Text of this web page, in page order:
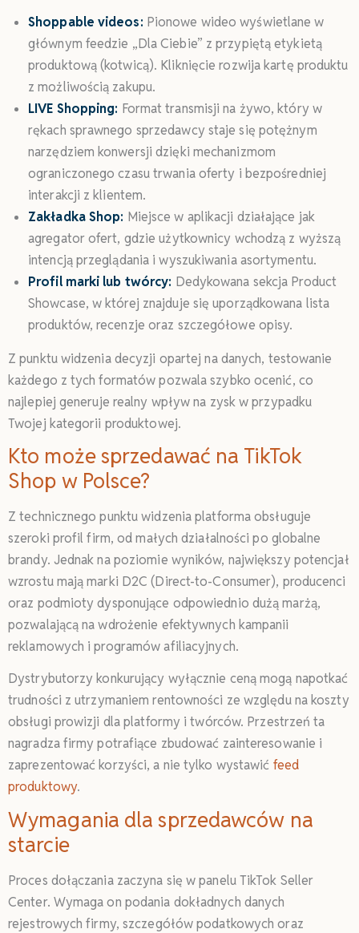
Shoppable videos: Pionowe wideo wyświetlane w
głównym feedzie „Dla Ciebie” z przypiętą etykietą
produktową (kotwicą). Kliknięcie rozwija kartę produktu
z możliwością zakupu.
LIVE Shopping: Format transmisji na żywo, który w
rękach sprawnego sprzedawcy staje się potężnym
narzędziem konwersji dzięki mechanizmom
ograniczonego czasu trwania oferty i bezpośredniej
interakcji z klientem.
Zakładka Shop: Miejsce w aplikacji działające jak
agregator ofert, gdzie użytkownicy wchodzą z wyższą
intencją przeglądania i wyszukiwania asortymentu.
Profil marki lub twórcy: Dedykowana sekcja Product
Showcase, w której znajduje się uporządkowana lista
produktów, recenzje oraz szczegółowe opisy.
Z punktu widzenia decyzji opartej na danych, testowanie
każdego z tych formatów pozwala szybko ocenić, co
najlepiej generuje realny wpływ na zysk w przypadku
Twojej kategorii produktowej.
Kto może sprzedawać na TikTok
Shop w Polsce?
Z technicznego punktu widzenia platforma obsługuje
szeroki profil firm, od małych działalności po globalne
brandy. Jednak na poziomie wyników, największy potencjał
wzrostu mają marki D2C (Direct-to-Consumer), producenci
oraz podmioty dysponujące odpowiednio dużą marżą,
pozwalającą na wdrożenie efektywnych kampanii
reklamowych i programów afiliacyjnych.
Dystrybutorzy konkurujący wyłącznie ceną mogą napotkać
trudności z utrzymaniem rentowności ze względu na koszty
obsługi prowizji dla platformy i twórców. Przestrzeń ta
nagradza firmy potrafiące zbudować zainteresowanie i
zaprezentować korzyści, a nie tylko wystawić feed
produktowy.
Wymagania dla sprzedawców na
starcie
Proces dołączania zaczyna się w panelu TikTok Seller
Center. Wymaga on podania dokładnych danych
rejestrowych firmy, szczegółów podatkowych oraz